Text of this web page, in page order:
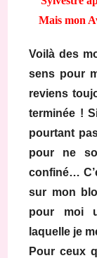
Mais mon
Voilà des
sens pour
reviens
terminée !
pourtant
pour ne
confiné…
sur mon
pour moi
laquelle je
Pour ceux